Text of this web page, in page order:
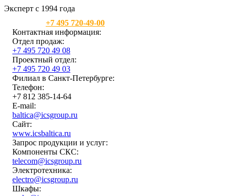
Эксперт с 1994 года
+7 495 720-49-00
Контактная информация:
Отдел продаж:
+7 495 720 49 08
Проектный отдел:
+7 495 720 49 03
Филиал в Санкт-Петербурге:
Телефон:
+7 812 385-14-64
E-mail:
baltica@icsgroup.ru
Сайт:
www.icsbaltica.ru
Запрос продукции и услуг:
Компоненты СКС:
telecom@icsgroup.ru
Электротехника:
electro@icsgroup.ru
Шкафы: